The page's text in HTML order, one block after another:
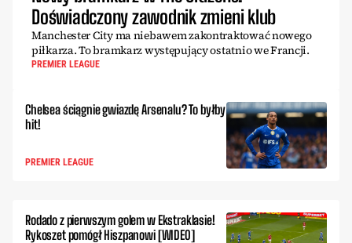
Doświadczony zawodnik zmieni klub
Manchester City ma niebawem zakontraktować nowego
piłkarza. To bramkarz występujący ostatnio we Francji.
PREMIER LEAGUE
Chelsea ściągnie gwiazdę Arsenalu? To byłby
hit!
PREMIER LEAGUE
Rodado z pierwszym golem w Ekstraklasie!
Rykoszet pomógł Hiszpanowi [WIDEO]